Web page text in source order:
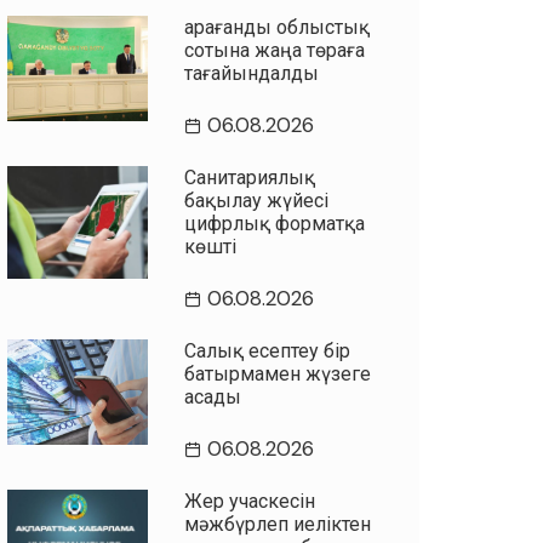
Қарағанды облыстық
сотына жаңа төраға
тағайындалды
06.08.2026
Санитариялық
бақылау жүйесі
цифрлық форматқа
көшті
06.08.2026
Салық есептеу бір
батырмамен жүзеге
асады
06.08.2026
Жер учаскесін
мәжбүрлеп иеліктен